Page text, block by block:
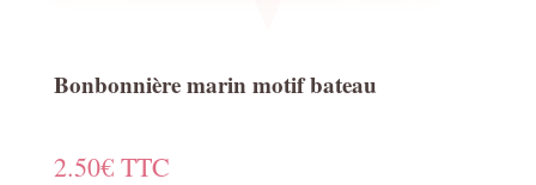
Bonbonnière marin motif bateau
2.50€ TTC